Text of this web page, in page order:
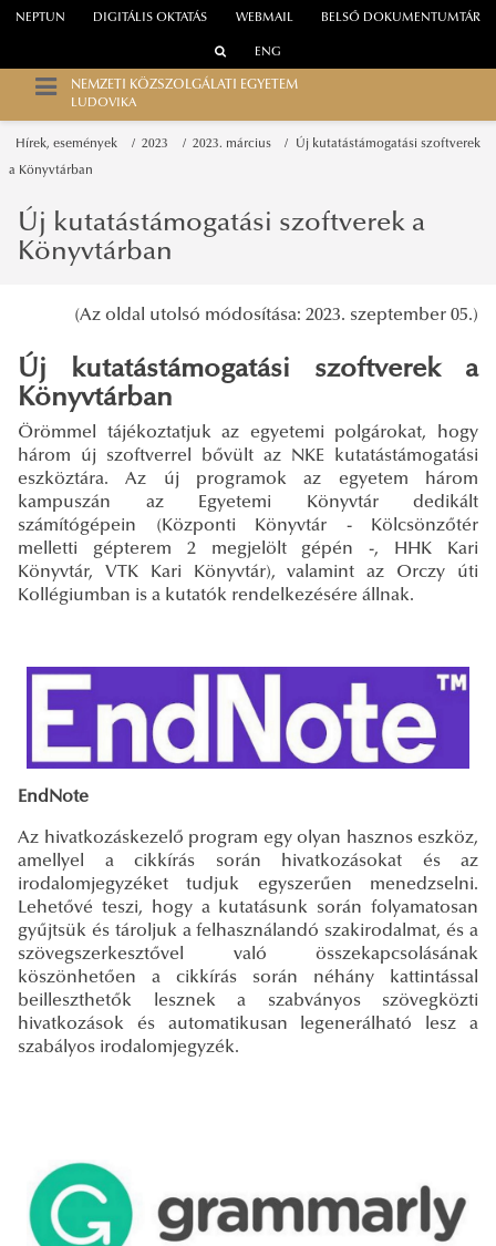
WEBMAIL
NEPTUN DIGITÁLIS OKTATÁS BELSŐ DOKUMENTUMTÁR
ENG
NEMZETI KÖZSZOLGÁLATI EGYETEM
LUDOVIKA
Hírek, események 2023 2023. március Új kutatástámogatási szoftverek
a Könyvtárban
Új kutatástámogatási szoftverek a
Könyvtárban
(Az oldal utolsó módosítása: 2023. szeptember 05.)
Új kutatástámogatási szoftverek a
Könyvtárban
Örömmel tájékoztatjuk az egyetemi polgárokat, hogy
három új szoftverrel bővült az NKE kutatástámogatási
eszköztára. Az új programok az egyetem három
kampuszán az Egyetemi Könyvtár dedikált
számítógépein (Központi Könyvtár - Kölcsönzőtér
melletti gépterem 2 megjelölt gépén -, HHK Kari
Könyvtár, VTK Kari Könyvtár), valamint az Orczy úti
Kollégiumban is a kutatók rendelkezésére állnak.
EndNote
Az hivatkozáskezelő program egy olyan hasznos eszköz,
amellyel a cikkírás során hivatkozásokat és az
irodalomjegyzéket tudjuk egyszerűen menedzselni.
Lehetővé teszi, hogy a kutatásunk során folyamatosan
gyűjtsük és tároljuk a felhasználandó szakirodalmat, és a
szövegszerkesztővel való összekapcsolásának
köszönhetően a cikkírás során néhány kattintással
beilleszthetők lesznek a szabványos szövegközti
hivatkozások és automatikusan legenerálható lesz a
szabályos irodalomjegyzék.